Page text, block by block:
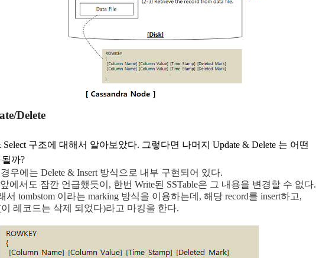
Delete
Select 구조에 대해서 알아보았다. 그렇다면 나머지 Update & Delete 는 어떤
까?
우에는 Delete & Insert 방식으로 내부 구현되어 있다.
에서도 잠깐 언급했듯이, 한번 Write된 SSTable은 그 내용을 변경할 수 없다.
서 tombstom 이라는 marking 방식을 이용하는데, 해당 record를 insert하고,
이 레코드는 삭제 되었다)라고 마킹을 한다.